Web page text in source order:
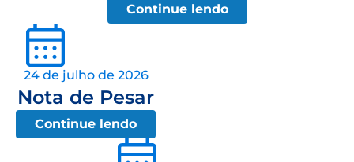
Continue lendo
24 de julho de 2026
Nota de Pesar
Continue lendo